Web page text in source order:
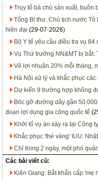
Truy tố bà chủ sản xuất, buôn
Tổng Bí thư, Chủ tịch nước
hiện đại (29-07-2026)
Bộ Y tế yêu cầu điều tra vụ
Vụ Thứ trưởng NN&MT bị bắt:
Vẽ lợi nhuận 20% mỗi tháng,
Hà Nội xử lý và khắc phục
Dự kiến 9 trường hợp không
Bóc gỡ đường dây gần
đoạn lợi dụng gia công quốc tế
Khởi tố vụ án xảy ra tại Công
Khắc phục 'thẻ vàng' IUU:
Chỉ trong 2 ngày, một phó
Các bài viết cũ:
Kiên Giang: Bắt khẩn cấp 'mẹ